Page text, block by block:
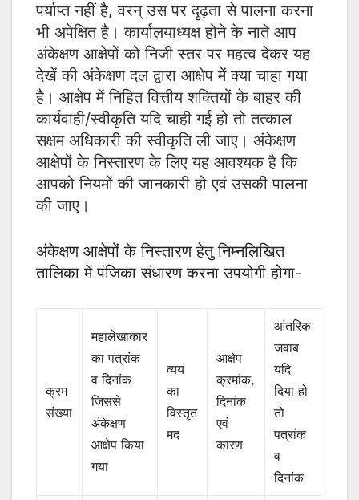
पर्याप्त नहीं है, वरन् उस पर दृढ़ता से पालना करना
भी अपेक्षित है। कार्यालयाध्यक्ष होने के नाते आप
अंकेक्षण आक्षेपों को निजी स्तर पर महत्व देकर यह
देखें की अंकेक्षण दल द्वारा आक्षेप में क्या चाहा गया
है। आक्षेप में निहित वित्तीय शक्तियों के बाहर की
कार्यवाही/स्वीकृति यदि चाही गई हो तो तत्काल
सक्षम अधिकारी की स्वीकृति ली जाए। अंकेक्षण
आक्षेपों के निस्तारण के लिए यह आवश्यक है कि
आपको नियमों की जानकारी हो एवं उसकी पालना
की जाए।
अंकेक्षण आक्षेपों के निस्तारण हेतु निम्नलिखित
तालिका में पंजिका संधारण करना उपयोगी होगा-
क्रम
संख्या
महालेखाकार
का पत्रांक
व दिनांक
जिससे
अंकेक्षण
आक्षेप किया
गया
व्यय
का
विस्तृत
मद
आक्षेप
क्रमांक,
दिनांक
एवं
कारण
आंतरिक
जवाब
यदि
दिया हो
तो
पत्रांक
व
दिनांक